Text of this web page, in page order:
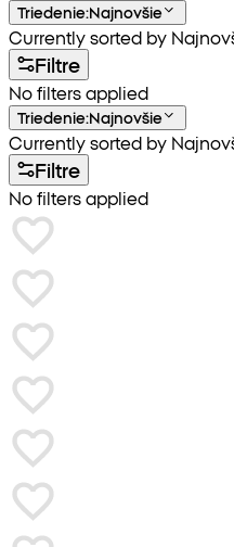
Triedenie:Najnovšie
Currently sorted by
Filtre
No filters applied
Triedenie:Najnovšie
Currently sorted by
Filtre
No filters applied